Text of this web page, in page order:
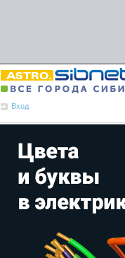
Вход